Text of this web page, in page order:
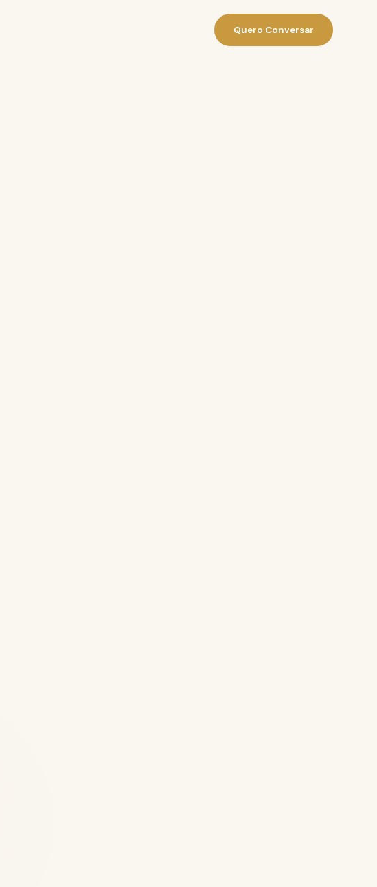
Quero Conversar